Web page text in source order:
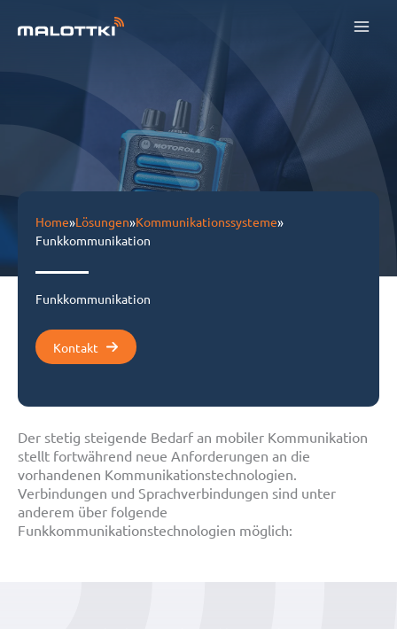
Inhalt
Home»Lösungen»Kommunikationssysteme»
Funkkommunikation
Funkkommunikation
Kontakt
Der stetig steigende Bedarf an mobiler Kommunikation
stellt fortwährend neue Anforderungen an die
vorhandenen Kommunikationstechnologien.
Verbindungen und Sprachverbindungen sind unter
anderem über folgende
Funkkommunikationstechnologien möglich: